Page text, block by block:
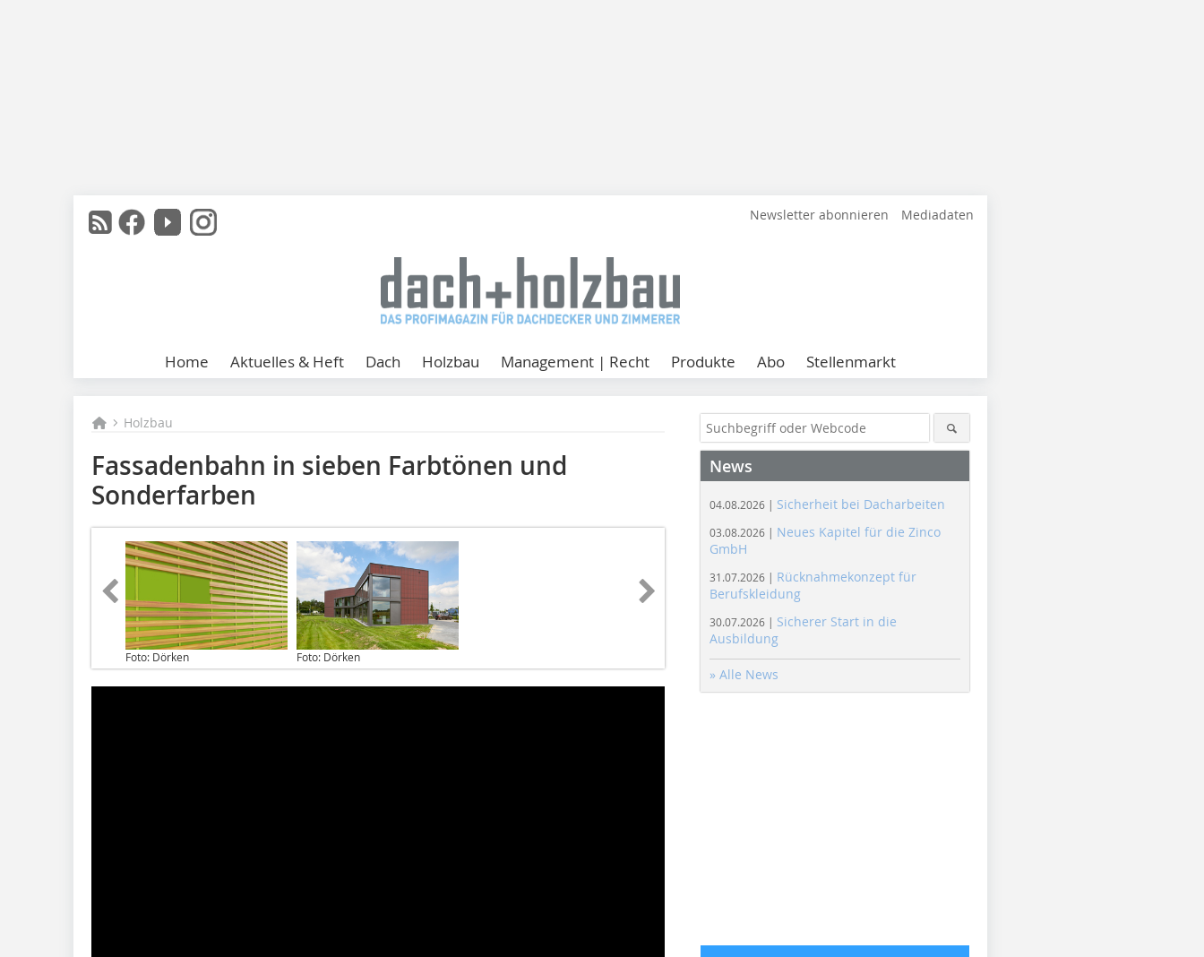
Newsletter abonnieren Mediadaten
Home Aktuelles & Heft Dach Holzbau Management | Recht Produkte Abo Stellenmarkt
Holzbau
Fassadenbahn in sieben Farbtönen und
Sonderfarben
Foto: Dörken Foto: Dörken
News
04.08.2026 | Sicherheit bei Dacharbeiten
03.08.2026 | Neues Kapitel für die Zinco
GmbH
31.07.2026 | Rücknahmekonzept für
Berufskleidung
30.07.2026 | Sicherer Start in die
Ausbildung
» Alle News